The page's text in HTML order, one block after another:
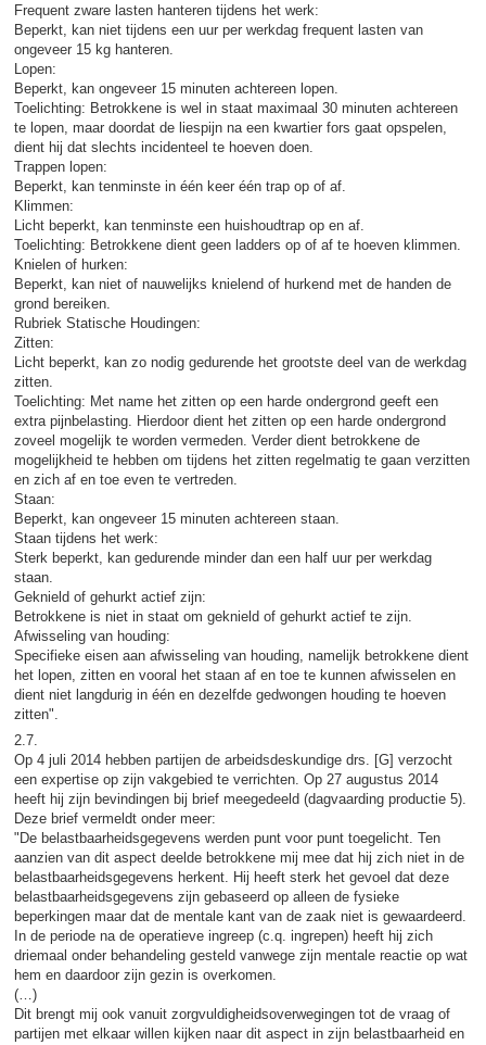
Frequent zware lasten hanteren tijdens het werk:
Beperkt, kan niet tijdens een uur per werkdag frequent lasten van
ongeveer 15 kg hanteren.
Lopen:
Beperkt, kan ongeveer 15 minuten achtereen lopen.
Toelichting: Betrokkene is wel in staat maximaal 30 minuten achtereen
te lopen, maar doordat de liespijn na een kwartier fors gaat opspelen,
dient hij dat slechts incidenteel te hoeven doen.
Trappen lopen:
Beperkt, kan tenminste in één keer één trap op of af.
Klimmen:
Licht beperkt, kan tenminste een huishoudtrap op en af.
Toelichting: Betrokkene dient geen ladders op of af te hoeven klimmen.
Knielen of hurken:
Beperkt, kan niet of nauwelijks knielend of hurkend met de handen de
grond bereiken.
Rubriek Statische Houdingen:
Zitten:
Licht beperkt, kan zo nodig gedurende het grootste deel van de werkdag
zitten.
Toelichting: Met name het zitten op een harde ondergrond geeft een
extra pijnbelasting. Hierdoor dient het zitten op een harde ondergrond
zoveel mogelijk te worden vermeden. Verder dient betrokkene de
mogelijkheid te hebben om tijdens het zitten regelmatig te gaan verzitten
en zich af en toe even te vertreden.
Staan:
Beperkt, kan ongeveer 15 minuten achtereen staan.
Staan tijdens het werk:
Sterk beperkt, kan gedurende minder dan een half uur per werkdag
staan.
Geknield of gehurkt actief zijn:
Betrokkene is niet in staat om geknield of gehurkt actief te zijn.
Afwisseling van houding:
Specifieke eisen aan afwisseling van houding, namelijk betrokkene dient
het lopen, zitten en vooral het staan af en toe te kunnen afwisselen en
dient niet langdurig in één en dezelfde gedwongen houding te hoeven
zitten".
2.7.
Op 4 juli 2014 hebben partijen de arbeidsdeskundige drs. [G] verzocht
een expertise op zijn vakgebied te verrichten. Op 27 augustus 2014
heeft hij zijn bevindingen bij brief meegedeeld (dagvaarding productie 5).
Deze brief vermeldt onder meer:
"De belastbaarheidsgegevens werden punt voor punt toegelicht. Ten
aanzien van dit aspect deelde betrokkene mij mee dat hij zich niet in de
belastbaarheidsgegevens herkent. Hij heeft sterk het gevoel dat deze
belastbaarheidsgegevens zijn gebaseerd op alleen de fysieke
beperkingen maar dat de mentale kant van de zaak niet is gewaardeerd.
In de periode na de operatieve ingreep (c.q. ingrepen) heeft hij zich
driemaal onder behandeling gesteld vanwege zijn mentale reactie op wat
hem en daardoor zijn gezin is overkomen.
(…)
Dit brengt mij ook vanuit zorgvuldigheidsoverwegingen tot de vraag of
partijen met elkaar willen kijken naar dit aspect in zijn belastbaarheid en